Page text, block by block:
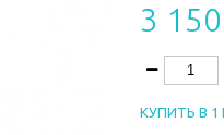
3
КУПИТЬ В 1